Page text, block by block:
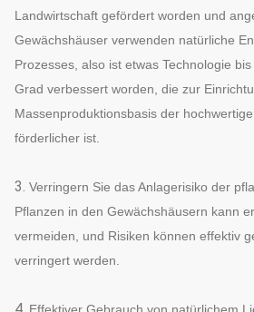
Landwirtschaft gefördert worden und
Gewächshäuser verwenden natürliche
Prozesses, also ist etwas Technologie
Grad verbessert worden, die zur
Massenproduktionsbasis der
förderlicher ist.
3. Verringern Sie das Anlagerisiko der
Pflanzen in den Gewächshäusern kann
vermeiden, und Risiken können effektiv
verringert werden.